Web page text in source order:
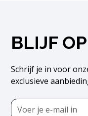
BLIJF
Schrijf je in voor
exclusieve